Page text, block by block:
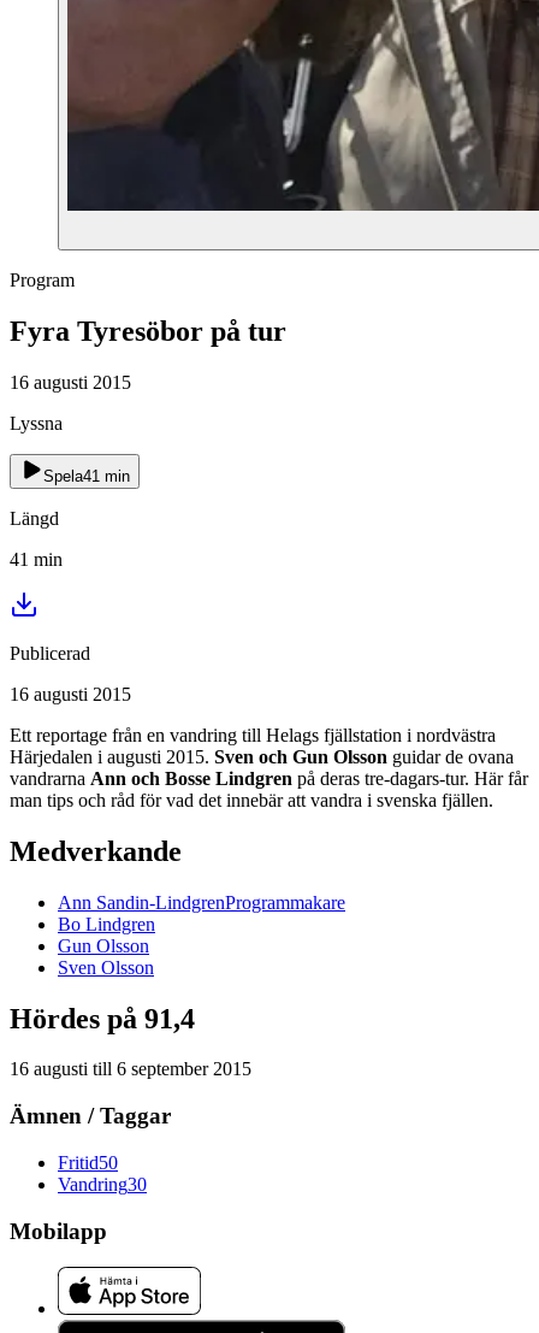
Program
Fyra Tyresöbor på tur
16 augusti 2015
Lyssna
Spela41 min
Längd
41 min
Publicerad
16 augusti 2015
Ett reportage från en vandring till Helags fjällstation i nordvästra
Härjedalen i augusti 2015. Sven och Gun Olsson guidar de ovana
vandrarna Ann och Bosse Lindgren på deras tre-dagars-tur. Här får
man tips och råd för vad det innebär att vandra i svenska fjällen.
Medverkande
Ann Sandin-LindgrenProgrammakare
Bo Lindgren
Gun Olsson
Sven Olsson
Hördes på 91,4
16 augusti till 6 september 2015
Ämnen / Taggar
Fritid50
Vandring30
Mobilapp